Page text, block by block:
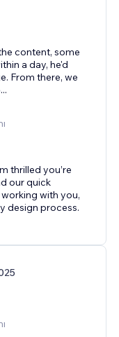
content, some
a day, he'd
From there, we
...
thrilled you’re
our quick
with you,
design process.